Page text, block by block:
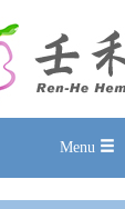
Menu